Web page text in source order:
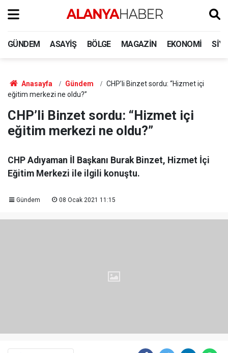
GÜNDEM ASAYIŞ BÖLGE MAGAZIN EKONOMI
Anasayfa Gündem
CHP’li Binzet sordu: “Hizmet içi
eğitim merkezi ne oldu?”
CHP’li Binzet sordu: “Hizmet içi
eğitim merkezi ne oldu?”
CHP Adıyaman İl Başkanı Burak Binzet, Hizmet İçi
Eğitim Merkezi ile ilgili konuştu.
Gündem 08 Ocak 2021 11:15